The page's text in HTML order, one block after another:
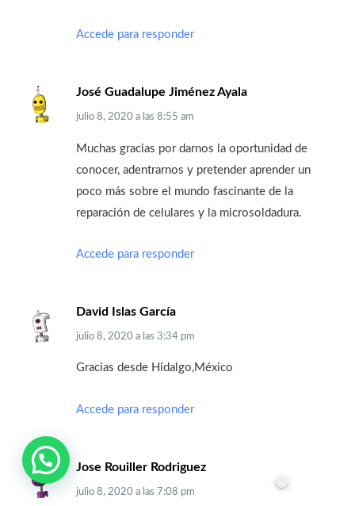
Accede para responder
José Guadalupe Jiménez Ayala
julio 8, 2020 a las 8:55 am
Muchas gracias por darnos la oportunidad de
conocer, adentrarnos y pretender aprender un
poco más sobre el mundo fascinante de la
reparación de celulares y la microsoldadura.
Accede para responder
David Islas García
julio 8, 2020 a las 3:34 pm
Gracias desde Hidalgo,México
Accede para responder
Jose Rouiller Rodriguez
julio 8, 2020 a las 7:08 pm